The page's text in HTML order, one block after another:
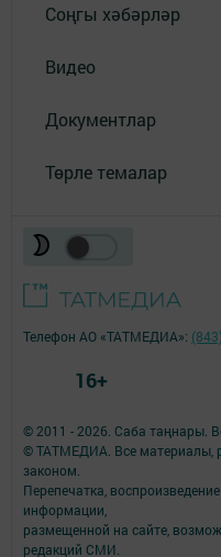
Соңгы хәбәрләр
Видео
Документлар
Төрле темалар
© 2011 - 2026. Саба таңнары.
© ТАТМЕДИА. Все материалы,
законом.
Перепечатка,
информации,
размещенной на сайте,
редакций СМИ.
Телефон АО «ТАТМЕДИА»:
16+